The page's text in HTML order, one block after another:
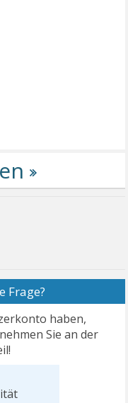
Frage?
haben,
Sie an der